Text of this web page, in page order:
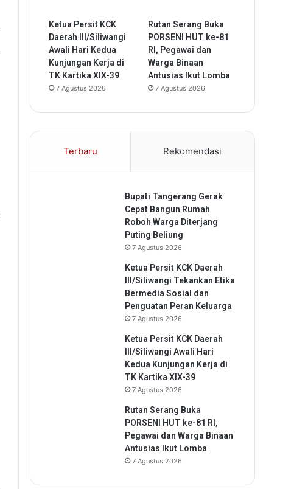
Ketua Persit KCK
Daerah III/Siliwangi
Awali Hari Kedua
Kunjungan Kerja di
TK Kartika XIX-39
7 Agustus 2026
Rutan Serang Buka
PORSENI HUT ke-81
RI, Pegawai dan
Warga Binaan
Antusias Ikut Lomba
7 Agustus 2026
Terbaru Rekomendasi
Bupati Tangerang Gerak
Cepat Bangun Rumah
Roboh Warga Diterjang
Puting Beliung
7 Agustus 2026
Ketua Persit KCK Daerah
III/Siliwangi Tekankan Etika
Bermedia Sosial dan
Penguatan Peran Keluarga
7 Agustus 2026
Ketua Persit KCK Daerah
III/Siliwangi Awali Hari
Kedua Kunjungan Kerja di
TK Kartika XIX-39
7 Agustus 2026
Rutan Serang Buka
PORSENI HUT ke-81 RI,
Pegawai dan Warga Binaan
Antusias Ikut Lomba
7 Agustus 2026